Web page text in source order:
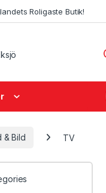
Roligaste Butik!
& Bild TV